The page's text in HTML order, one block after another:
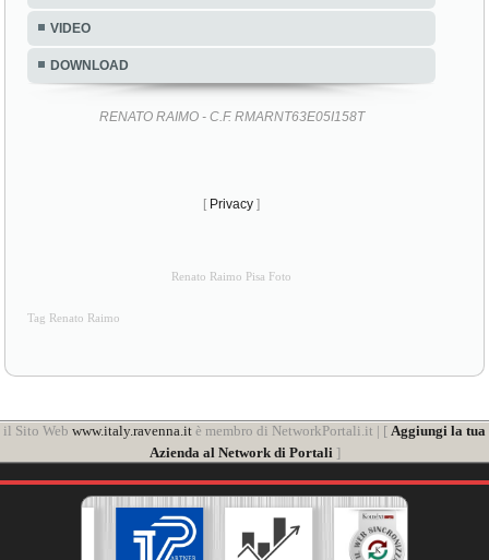
VIDEO
DOWNLOAD
RENATO RAIMO - C.F. RMARNT63E05I158T
[ Privacy ]
Renato Raimo Pisa Foto
Tag Renato Raimo
il Sito Web www.italy.ravenna.it è membro di NetworkPortali.it | [ Aggiungi la tua
Azienda al Network di Portali ]